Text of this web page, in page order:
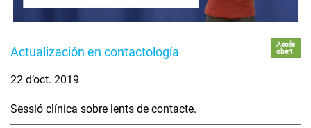
Actualización en contactología
Accés
obert
22 d’oct. 2019
Sessió clínica sobre lents de contacte.